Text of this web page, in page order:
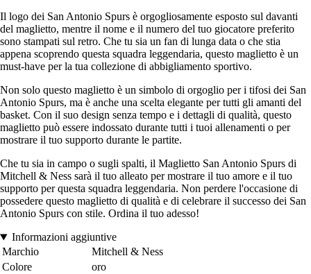
Il logo dei San Antonio Spurs è orgogliosamente esposto sul davanti
del maglietto, mentre il nome e il numero del tuo giocatore preferito
sono stampati sul retro. Che tu sia un fan di lunga data o che stia
appena scoprendo questa squadra leggendaria, questo maglietto è un
must-have per la tua collezione di abbigliamento sportivo.
Non solo questo maglietto è un simbolo di orgoglio per i tifosi dei San
Antonio Spurs, ma è anche una scelta elegante per tutti gli amanti del
basket. Con il suo design senza tempo e i dettagli di qualità, questo
maglietto può essere indossato durante tutti i tuoi allenamenti o per
mostrare il tuo supporto durante le partite.
Che tu sia in campo o sugli spalti, il Maglietto San Antonio Spurs di
Mitchell & Ness sarà il tuo alleato per mostrare il tuo amore e il tuo
supporto per questa squadra leggendaria. Non perdere l'occasione di
possedere questo maglietto di qualità e di celebrare il successo dei San
Antonio Spurs con stile. Ordina il tuo adesso!
Informazioni aggiuntive
Marchio
Mitchell & Ness
Colore
oro